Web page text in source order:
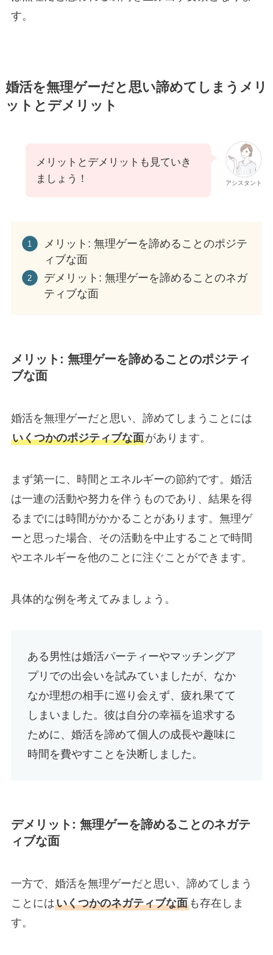
す。
婚活を無理ゲーだと思い諦めてしまうメリ
ットとデメリット
アシスタント
メリットとデメリットも見ていき
ましょう！
メリット: 無理ゲーを諦めることのポジテ
ィブな面
デメリット: 無理ゲーを諦めることのネガ
ティブな面
メリット: 無理ゲーを諦めることのポジティ
ブな面
婚活を無理ゲーだと思い、諦めてしまうことには
いくつかのポジティブな面があります。
まず第一に、時間とエネルギーの節約です。婚活
は一連の活動や努力を伴うものであり、結果を得
るまでには時間がかかることがあります。無理ゲ
ーと思った場合、その活動を中止することで時間
やエネルギーを他のことに注ぐことができます。
具体的な例を考えてみましょう。
ある男性は婚活パーティーやマッチングア
プリでの出会いを試みていましたが、なか
なか理想の相手に巡り会えず、疲れ果てて
しまいました。彼は自分の幸福を追求する
ために、婚活を諦めて個人の成長や趣味に
時間を費やすことを決断しました。
デメリット: 無理ゲーを諦めることのネガテ
ィブな面
一方で、婚活を無理ゲーだと思い、諦めてしまう
ことにはいくつかのネガティブな面も存在しま
す。